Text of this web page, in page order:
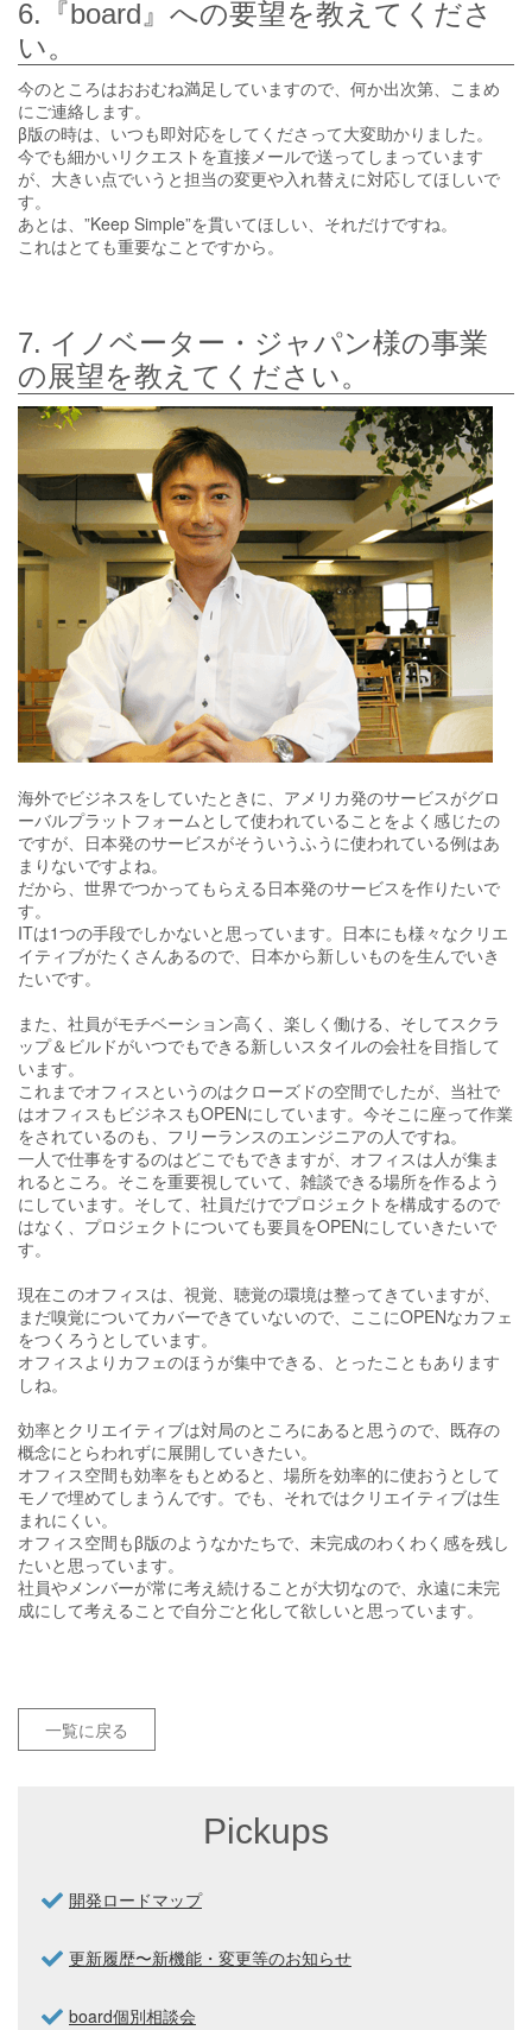
6.『board』への要望を教えてくださ
い。
今のところはおおむね満足していますので、何か出次第、こまめ
にご連絡します。
β版の時は、いつも即対応をしてくださって大変助かりました。
今でも細かいリクエストを直接メールで送ってしまっています
が、大きい点でいうと担当の変更や入れ替えに対応してほしいで
す。
あとは、”Keep Simple”を貫いてほしい、それだけですね。
これはとても重要なことですから。
7. イノベーター・ジャパン様の事業
の展望を教えてください。
海外でビジネスをしていたときに、アメリカ発のサービスがグロ
ーバルプラットフォームとして使われていることをよく感じたの
ですが、日本発のサービスがそういうふうに使われている例はあ
まりないですよね。
だから、世界でつかってもらえる日本発のサービスを作りたいで
す。
ITは1つの手段でしかないと思っています。日本にも様々なクリエ
イティブがたくさんあるので、日本から新しいものを生んでいき
たいです。
また、社員がモチベーション高く、楽しく働ける、そしてスクラ
ップ＆ビルドがいつでもできる新しいスタイルの会社を目指して
います。
これまでオフィスというのはクローズドの空間でしたが、当社で
はオフィスもビジネスもOPENにしています。今そこに座って作業
をされているのも、フリーランスのエンジニアの人ですね。
一人で仕事をするのはどこでもできますが、オフィスは人が集ま
れるところ。そこを重要視していて、雑談できる場所を作るよう
にしています。そして、社員だけでプロジェクトを構成するので
はなく、プロジェクトについても要員をOPENにしていきたいで
す。
現在このオフィスは、視覚、聴覚の環境は整ってきていますが、
まだ嗅覚についてカバーできていないので、ここにOPENなカフェ
をつくろうとしています。
オフィスよりカフェのほうが集中できる、とったこともあります
しね。
効率とクリエイティブは対局のところにあると思うので、既存の
概念にとらわれずに展開していきたい。
オフィス空間も効率をもとめると、場所を効率的に使おうとして
モノで埋めてしまうんです。でも、それではクリエイティブは生
まれにくい。
オフィス空間もβ版のようなかたちで、未完成のわくわく感を残し
たいと思っています。
社員やメンバーが常に考え続けることが大切なので、永遠に未完
成にして考えることで自分ごと化して欲しいと思っています。
一覧に戻る
Pickups
開発ロードマップ
更新履歴〜新機能・変更等のお知らせ
board個別相談会